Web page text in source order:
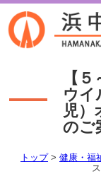
【
ウイ
児）
のご
トップ> 健康・福